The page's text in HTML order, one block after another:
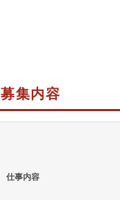
募集内容
仕事内容